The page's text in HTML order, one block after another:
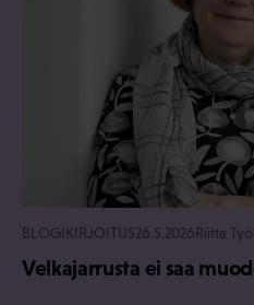
BLOGIKIRJOITUS26.5.2026Riitta
Velkajarrusta ei saa